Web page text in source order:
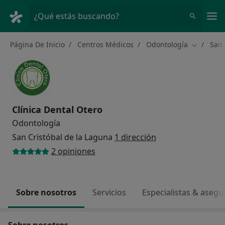
¿Qué estás buscando?
Página De Inicio Centros Médicos Odontología Cambiar
Clínica Dental Otero
Odontología
San Cristóbal de la Laguna 1 dirección
2 opiniones
Sobre nosotros Servicios Especialistas &